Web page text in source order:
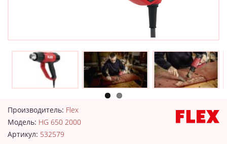
Производитель: Flex
Модель: HG 650 2000
Артикул: 532579